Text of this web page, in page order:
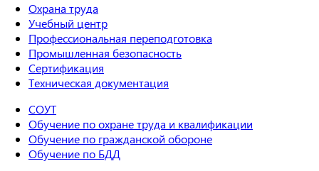
Охрана труда
Учебный центр
Профессиональная переподготовка
Промышленная безопасность
Сертификация
Техническая документация
СОУТ
Обучение по охране труда и квалификации
Обучение по гражданской обороне
Обучение по БДД